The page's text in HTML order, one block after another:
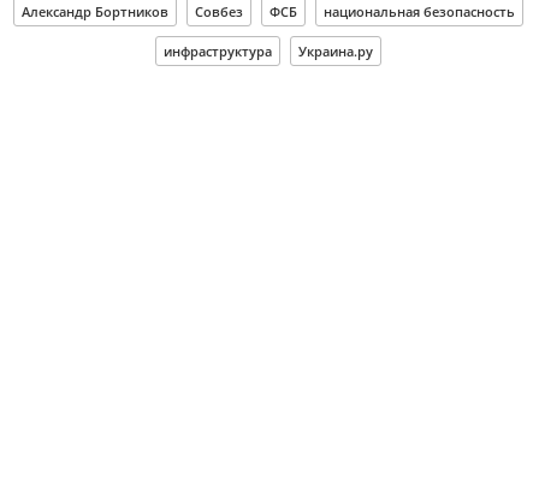
Александр Бортников Совбез ФСБ национальная безопасность
инфраструктура Украина.ру